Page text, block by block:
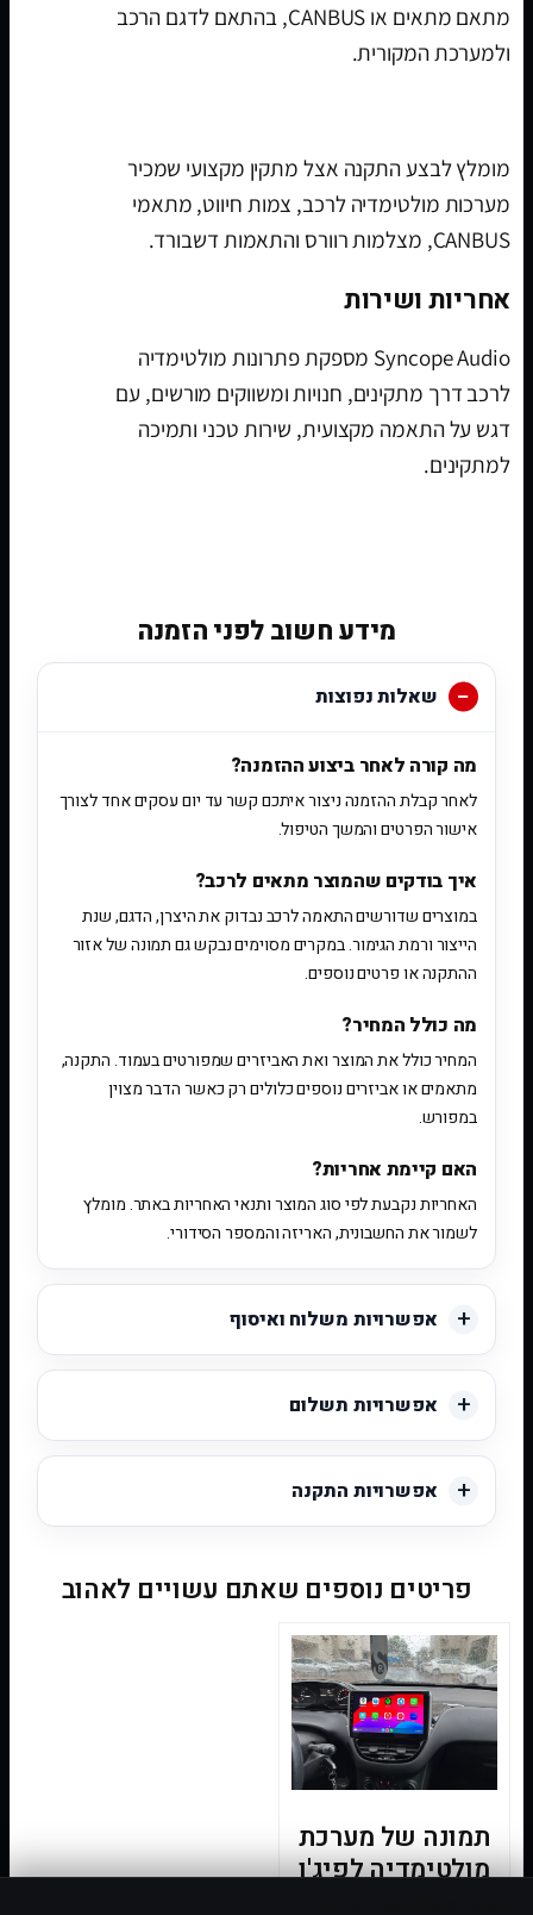
מתאם מתאים או CANBUS, בהתאם לדגם הרכב
ולמערכת המקורית.
מומלץ לבצע התקנה אצל מתקין מקצועי שמכיר
מערכות מולטימדיה לרכב, צמות חיווט, מתאמי
CANBUS, מצלמות רוורס והתאמות דשבורד.
אחריות ושירות
Syncope Audio מספקת פתרונות מולטימדיה
לרכב דרך מתקינים, חנויות ומשווקים מורשים, עם
דגש על התאמה מקצועית, שירות טכני ותמיכה
למתקינים.
מידע חשוב לפני הזמנה
שאלות נפוצות
מה קורה לאחר ביצוע ההזמנה?
לאחר קבלת ההזמנה ניצור איתכם קשר עד יום עסקים אחד לצורך
אישור הפרטים והמשך הטיפול.
איך בודקים שהמוצר מתאים לרכב?
במוצרים שדורשים התאמה לרכב נבדוק את היצרן, הדגם, שנת
הייצור ורמת הגימור. במקרים מסוימים נבקש גם תמונה של אזור
ההתקנה או פרטים נוספים.
מה כולל המחיר?
המחיר כולל את המוצר ואת האביזרים שמפורטים בעמוד. התקנה,
מתאמים או אביזרים נוספים כלולים רק כאשר הדבר מצוין
במפורש.
האם קיימת אחריות?
האחריות נקבעת לפי סוג המוצר ותנאי האחריות באתר. מומלץ
לשמור את החשבונית, האריזה והמספר הסידורי.
אפשרויות משלוח ואיסוף
אפשרויות תשלום
אפשרויות התקנה
פריטים נוספים שאתם עשויים לאהוב
תמונה של מערכת
מולטימדיה לפיג'ו